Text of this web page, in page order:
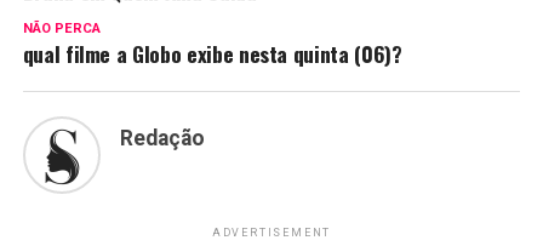
NÃO PERCA
qual filme a Globo exibe nesta quinta (06)?
Redação
ADVERTISEMENT